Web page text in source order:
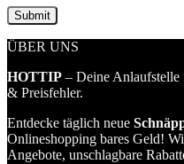
ÜBER UNS
HOTTIP – Deine Anlaufstelle
& Preisfehler.
Entdecke täglich neue
Onlineshopping bares Geld!
Angebote, unschlagbare